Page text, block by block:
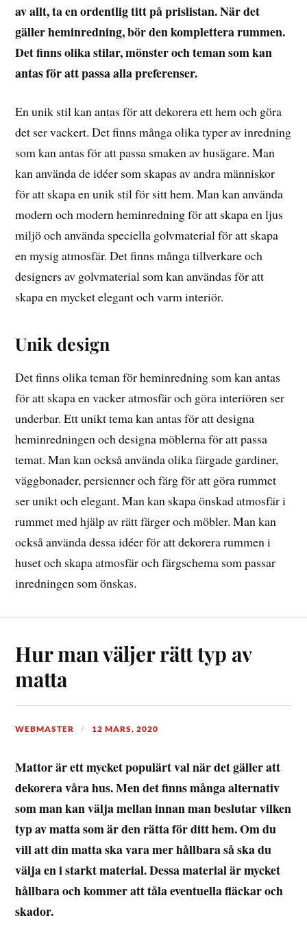
av allt, ta en ordentlig titt på prislistan. När det
gäller heminredning, bör den komplettera rummen.
Det finns olika stilar, mönster och teman som kan
antas för att passa alla preferenser.
En unik stil kan antas för att dekorera ett hem och göra
det ser vackert. Det finns många olika typer av inredning
som kan antas för att passa smaken av husägare. Man
kan använda de idéer som skapas av andra människor
för att skapa en unik stil för sitt hem. Man kan använda
modern och modern heminredning för att skapa en ljus
miljö och använda speciella golvmaterial för att skapa
en mysig atmosfär. Det finns många tillverkare och
designers av golvmaterial som kan användas för att
skapa en mycket elegant och varm interiör.
Unik design
Det finns olika teman för heminredning som kan antas
för att skapa en vacker atmosfär och göra interiören ser
underbar. Ett unikt tema kan antas för att designa
heminredningen och designa möblerna för att passa
temat. Man kan också använda olika färgade gardiner,
väggbonader, persienner och färg för att göra rummet
ser unikt och elegant. Man kan skapa önskad atmosfär i
rummet med hjälp av rätt färger och möbler. Man kan
också använda dessa idéer för att dekorera rummen i
huset och skapa atmosfär och färgschema som passar
inredningen som önskas.
Hur man väljer rätt typ av
matta
WEBMASTER 12 MARS, 2020
Mattor är ett mycket populärt val när det gäller att
dekorera våra hus. Men det finns många alternativ
som man kan välja mellan innan man beslutar vilken
typ av matta som är den rätta för ditt hem. Om du
vill att din matta ska vara mer hållbara så ska du
välja en i starkt material. Dessa material är mycket
hållbara och kommer att tåla eventuella fläckar och
skador.